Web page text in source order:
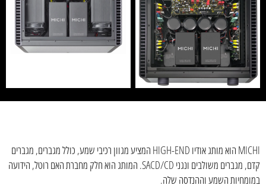
MICHI הוא מותג אודיו HIGH-END המציע מגוון רכיבי שמע, כולל מגברים, מגברים
קדם, מגברים משולבים ונגני SACD/CD. המותג הוא חלק מחברת האם רוטל, הידועה
במומחיות השמע וההנדסה שלה.